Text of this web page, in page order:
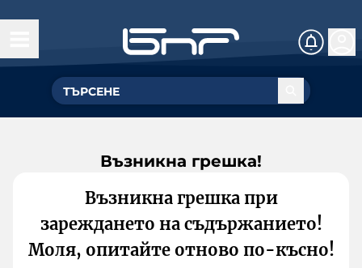
Възникна грешка!
Възникна грешка при
зареждането на съдържанието!
Моля, опитайте отново по-късно!